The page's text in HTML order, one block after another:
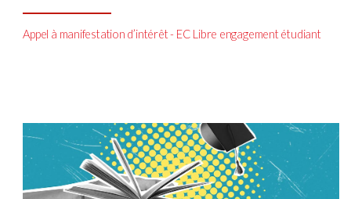
Appel à manifestation d’intérêt - EC Libre engagement étudiant